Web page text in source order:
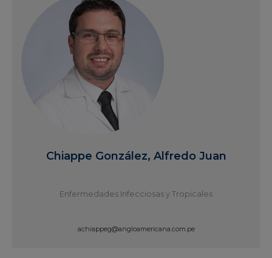
Chiappe González, Alfredo Juan
Enfermedades Infecciosas y Tropicales
achiappeg@angloamericana.com.pe